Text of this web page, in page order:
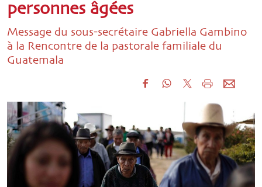
personnes âgées
Message du sous-secrétaire Gabriella Gambino
à la Rencontre de la pastorale familiale du
Guatemala